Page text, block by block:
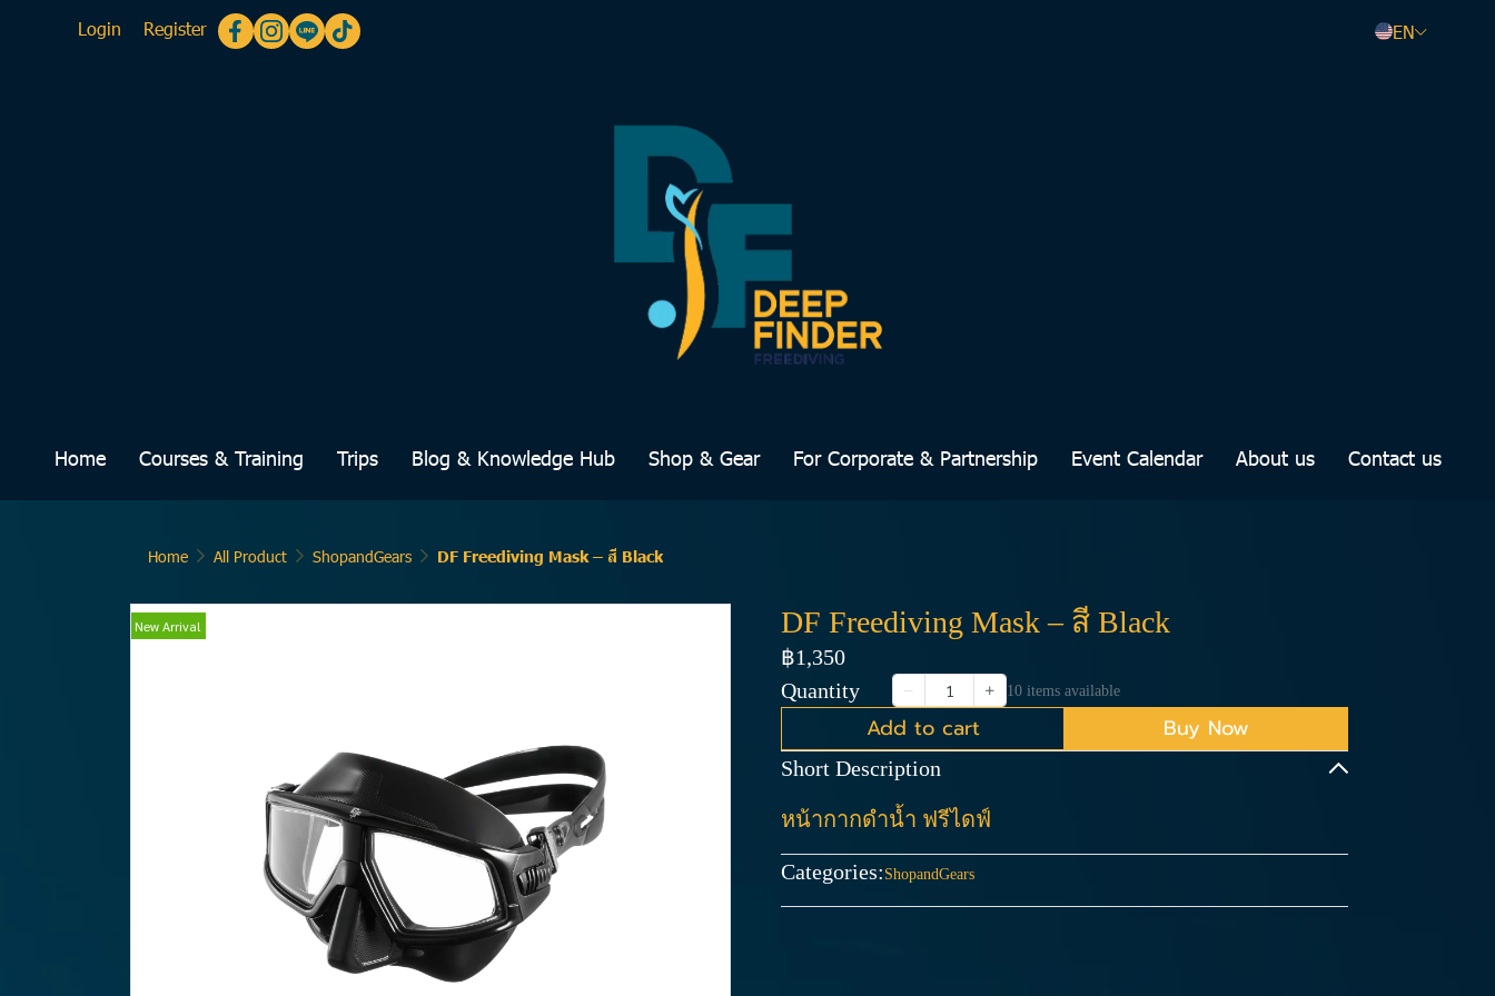
Login Register EN
Home Courses & Training Trips Blog & Knowledge Hub Shop & Gear For Corporate & Partnership Event Calendar About us Contact us
Home All Product ShopandGears DF Freediving Mask – สี Black
New Arrival DF Freediving Mask – สี Black
฿1,350
Quantity
10 items available
Add to cart Buy Now
Short Description
หน้ากากดำน้ำ ฟรีไดฟ์
Categories: ShopandGears